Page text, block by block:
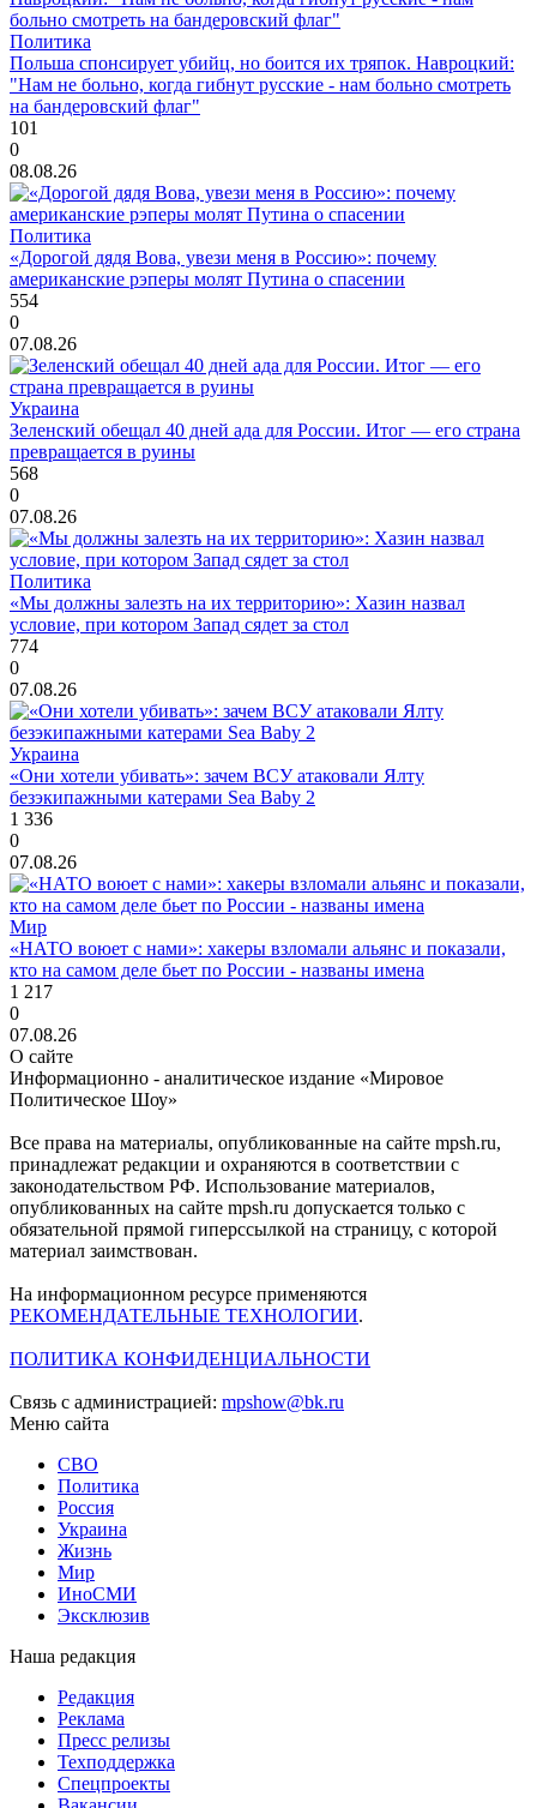
Политика
Польша спонсирует убийц, но боится их тряпок. Навроцкий:
"Нам не больно, когда гибнут русские - нам больно смотреть
на бандеровский флаг"
101
0
08.08.26
Политика
«Дорогой дядя Вова, увези меня в Россию»: почему
американские рэперы молят Путина о спасении
554
0
07.08.26
Украина
Зеленский обещал 40 дней ада для России. Итог — его страна
превращается в руины
568
0
07.08.26
Политика
«Мы должны залезть на их территорию»: Хазин назвал
условие, при котором Запад сядет за стол
774
0
07.08.26
Украина
«Они хотели убивать»: зачем ВСУ атаковали Ялту
безэкипажными катерами Sea Baby 2
1 336
0
07.08.26
Мир
«НАТО воюет с нами»: хакеры взломали альянс и показали,
кто на самом деле бьет по России - названы имена
1 217
0
07.08.26
О сайте
Информационно - аналитическое издание «Мировое
Политическое Шоу»
Все права на материалы, опубликованные на сайте mpsh.ru,
принадлежат редакции и охраняются в соответствии с
законодательством РФ. Использование материалов,
опубликованных на сайте mpsh.ru допускается только с
обязательной прямой гиперссылкой на страницу, с которой
материал заимствован.
На информационном ресурсе применяются
РЕКОМЕНДАТЕЛЬНЫЕ ТЕХНОЛОГИИ.
ПОЛИТИКА КОНФИДЕНЦИАЛЬНОСТИ
Связь с администрацией: mpshow@bk.ru
Меню сайта
СВО
Политика
Россия
Украина
Жизнь
Мир
ИноСМИ
Эксклюзив
Наша редакция
Редакция
Реклама
Пресс релизы
Техподдержка
Спецпроекты